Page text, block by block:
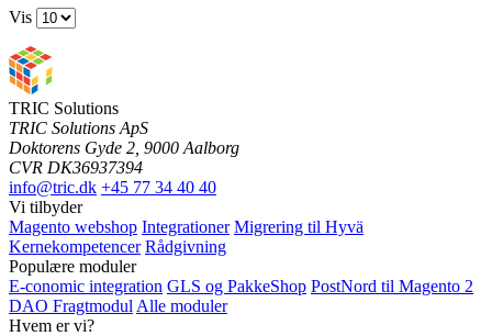
Vis
TRIC Solutions
TRIC Solutions ApS
Doktorens Gyde 2, 9000 Aalborg
CVR DK36937394
info@tric.dk +45 77 34 40 40
Vi tilbyder
Magento webshop Integrationer Migrering til Hyvä
Kernekompetencer Rådgivning
Populære moduler
E-conomic integration GLS og PakkeShop PostNord til Magento 2
DAO Fragtmodul Alle moduler
Hvem er vi?